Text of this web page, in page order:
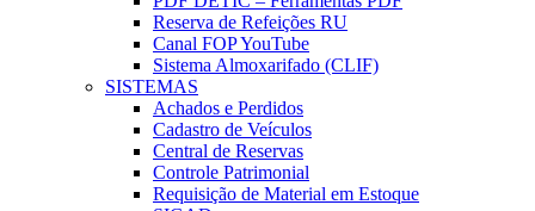
Reserva de Refeições RU
Canal FOP YouTube
Sistema Almoxarifado (CLIF)
SISTEMAS
Achados e Perdidos
Cadastro de Veículos
Central de Reservas
Controle Patrimonial
Requisição de Material em Estoque